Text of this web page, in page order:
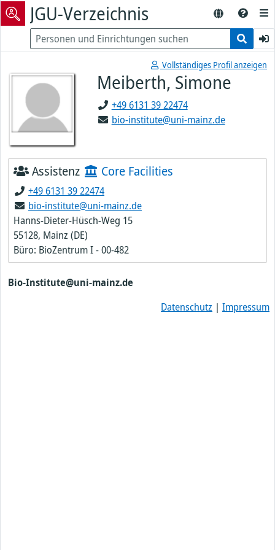
JGU-Verzeichnis
Vollständiges Profil anzeigen
Meiberth, Simone
+49 6131 39 22474
bio-institute@uni-mainz.de
Assistenz Core Facilities
+49 6131 39 22474
bio-institute@uni-mainz.de
Hanns-Dieter-Hüsch-Weg 15
55128, Mainz (DE)
Büro: BioZentrum I - 00-482
Bio-Institute@uni-mainz.de
Datenschutz | Impressum